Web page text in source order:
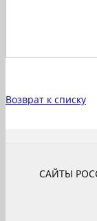
Возврат к списку
САЙТЫ